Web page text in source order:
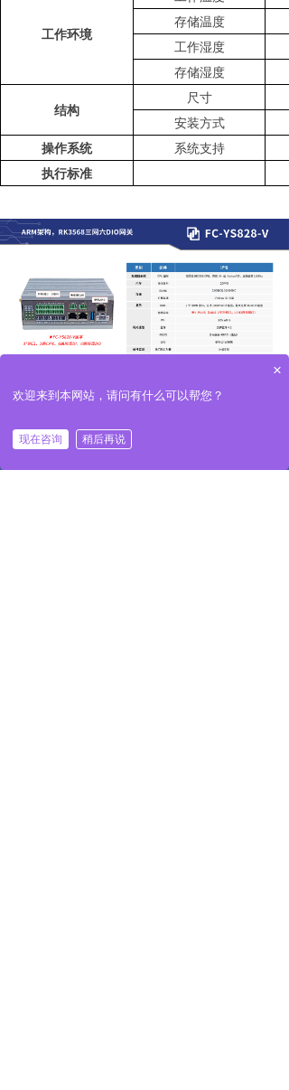
工作环境
存储温度
工作湿度
存储湿度
结构
尺寸
安装方式
操作系统
系统支持
执行标准
낀
返回首页 一键拨号
×
欢迎来到本网站，请问有什么可以帮您？
现在咨询 稍后再说